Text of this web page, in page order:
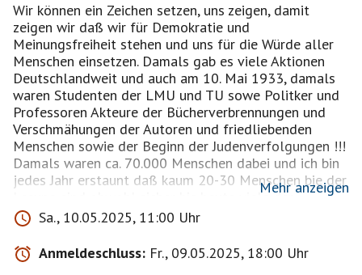
Wir können ein Zeichen setzen, uns zeigen, damit
zeigen wir daß wir für Demokratie und
Meinungsfreiheit stehen und uns für die Würde aller
Menschen einsetzen. Damals gab es viele Aktionen
Deutschlandweit und auch am 10. Mai 1933, damals
waren Studenten der LMU und TU sowe Politker und
Professoren Akteure der Bücherverbrennungen und
Verschmähungen der Autoren und friedliebenden
Menschen sowie der Beginn der Judenverfolgungen !!!
Damals waren ca. 70.000 Menschen dabei und ich bin
jedes Jahr erstaunt daß kaum 20-30 Menschen bie der
Lesung sind obwohl sicher bis heute viele der
Angehörigen der Autoren und Verfolgten das niemals
vergessen werden.
https://www.nsdoku.de/historischer-
ort/koenigsplatz/buecherverbrennungen-1933
Mehr anzeigen
Sa., 10.05.2025, 11:00 Uhr
Anmeldeschluss: Fr., 09.05.2025, 18:00 Uhr